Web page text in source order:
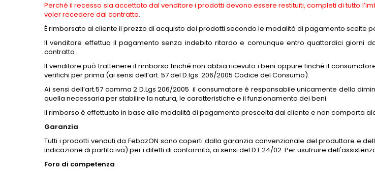
Perché il recesso sia accettato dal venditore i prodotti devono essere restituiti, completi di tutto
voler recedere dal contratto.
È rimborsato al cliente il prezzo di acquisto dei prodotti secondo le modalità di pagamento scelte
Il venditore effettua il pagamento senza indebito ritardo e comunque entro quattordici giorni
contratto
Il venditore può trattenere il rimborso finché non abbia ricevuto i beni oppure finché il
verifichi per prima (ai sensi dell’art. 57 del D.lgs. 206/2005 Codice del Consumo).
Ai sensi dell’art.57 comma 2 D.Lgs 206/2005 il consumatore è responsabile unicamente della
quella necessaria per stabilire la natura, le caratteristiche e il funzionamento dei beni.
Il rimborso è effettuato in base alle modalità di pagamento prescelta dal cliente e non comporta
Garanzia
Tutti i prodotti venduti da FebazON sono coperti dalla garanzia convenzionale del produttore e
indicazione di partita iva) per i difetti di conformità, ai sensi del D.L.24/02. Per usufruire
Foro di competenza